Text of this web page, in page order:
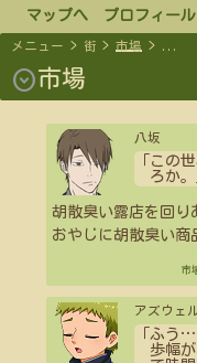
マップへ プロフィール
メニュー > 街 > 市場 >
expand_circle_down市場
八坂
「この
ろか。
胡散臭い露店を回り
おやじに胡散臭い商
市
アズウェ
「ふう …
歩幅